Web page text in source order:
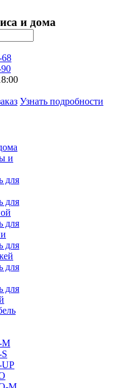
и дома
68
Узнать подробности
и
для
для
для
для
для
для
M